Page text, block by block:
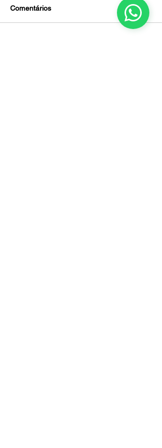
Comentários